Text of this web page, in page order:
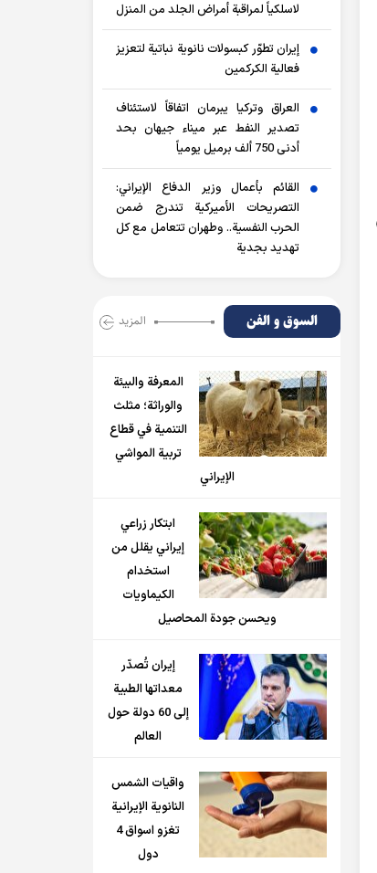
لاسلكياً لمراقبة أمراض الجلد من المنزل
إيران تطوّر كبسولات نانوية نباتية لتعزيز
فعالية الكركمين
العراق وتركيا يبرمان اتفاقاً لاستئناف
تصدير النفط عبر ميناء جيهان بحد
أدنى 750 ألف برميل يومياً
القائم بأعمال وزير الدفاع الإيراني:
التصريحات الأميركية تندرج ضمن
الحرب النفسية.. وطهران تتعامل مع كل
تهديد بجدية
السوق و الفن المزید
المعرفة والبيئة
والوراثة؛ مثلث
التنمية في قطاع
تربية المواشي
الإيراني
ابتكار زراعي
إيراني يقلل من
استخدام
الكيماويات
ويحسن جودة المحاصيل
إيران تُصدّر
معداتها الطبية
إلى 60 دولة حول
العالم
واقيات الشمس
النانوية الإيرانية
تغزو اسواق 4
دول